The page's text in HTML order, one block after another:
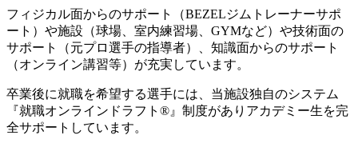
フィジカル面からのサポート（BEZELジムトレーナーサポ
ート）や施設（球場、室内練習場、GYMなど）や技術面の
サポート（元プロ選手の指導者）、知識面からのサポート
（オンライン講習等）が充実しています。
卒業後に就職を希望する選手には、当施設独自のシステム
『就職オンラインドラフト®』制度がありアカデミー生を完
全サポートしています。